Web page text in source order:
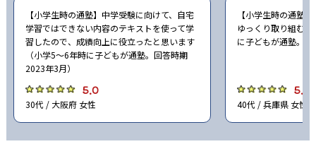
四日市メリノール学院中学校 -
鈴鹿中学校 -
滋賀県立守山中学校
-
【小学生時の通塾】中学受験に向けて、自宅
学習ではできない内容のテキストを使って学
習したので、成績向上に役立ったと思います
（小学5〜6年時に子どもが通塾。回答時期
2023年3月）
5.0
30代 / 大阪府 女性
【小学生時の通塾
ゆっくり取り組む
に子どもが通塾。
5.0
40代 / 兵庫県 女性